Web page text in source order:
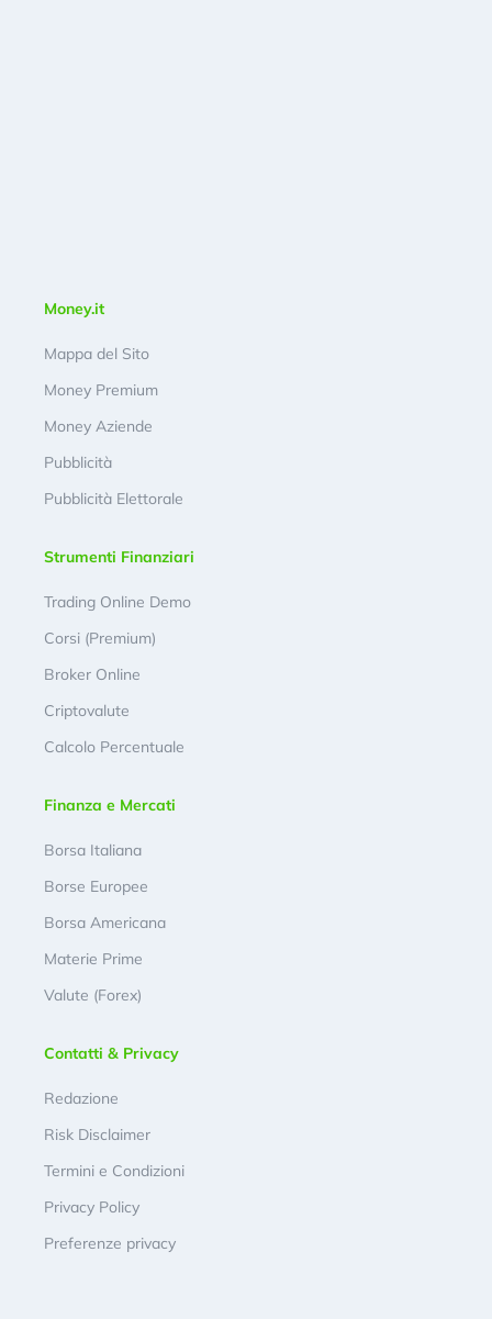
Money.it
Mappa del Sito
Money Premium
Money Aziende
Pubblicità
Pubblicità Elettorale
Strumenti Finanziari
Trading Online Demo
Corsi (Premium)
Broker Online
Criptovalute
Calcolo Percentuale
Finanza e Mercati
Borsa Italiana
Borse Europee
Borsa Americana
Materie Prime
Valute (Forex)
Contatti & Privacy
Redazione
Risk Disclaimer
Termini e Condizioni
Privacy Policy
Preferenze privacy